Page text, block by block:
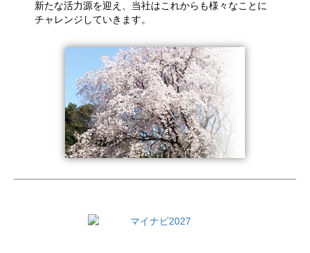
新たな活力源を迎え、当社はこれからも様々なことに
チャレンジしていきます。